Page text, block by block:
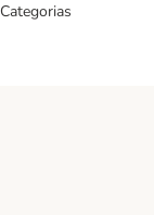
Categorias